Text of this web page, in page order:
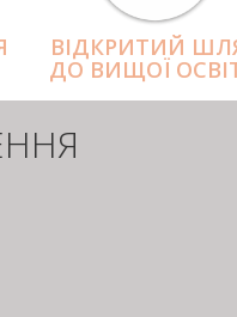
ВІДКРИТИЙ
ДО ВИЩОЇ